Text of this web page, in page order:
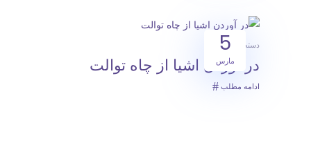
5
مارس
دسته‌بندی نشده
در آوردن اشیا از چاه توالت
ادامه مطلب